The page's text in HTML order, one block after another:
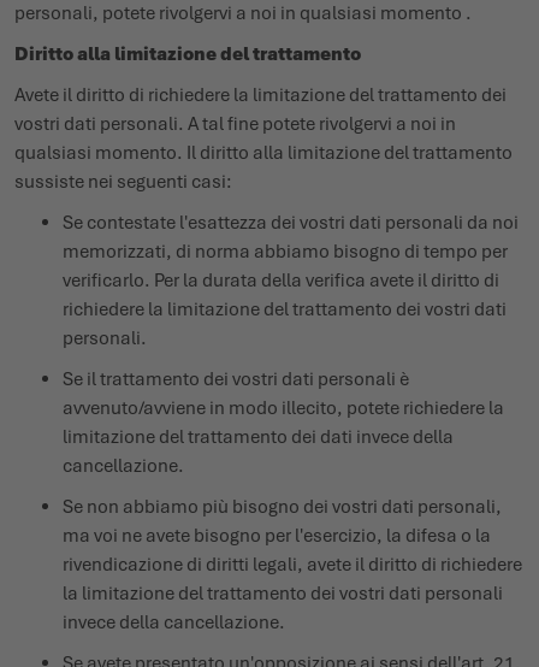
personali, potete rivolgervi a noi in qualsiasi momento .
Diritto alla limitazione del trattamento
Avete il diritto di richiedere la limitazione del trattamento dei
vostri dati personali. A tal fine potete rivolgervi a noi in
qualsiasi momento. Il diritto alla limitazione del trattamento
sussiste nei seguenti casi:
Se contestate l'esattezza dei vostri dati personali da noi
memorizzati, di norma abbiamo bisogno di tempo per
verificarlo. Per la durata della verifica avete il diritto di
richiedere la limitazione del trattamento dei vostri dati
personali.
Se il trattamento dei vostri dati personali è
avvenuto/avviene in modo illecito, potete richiedere la
limitazione del trattamento dei dati invece della
cancellazione.
Se non abbiamo più bisogno dei vostri dati personali,
ma voi ne avete bisogno per l'esercizio, la difesa o la
rivendicazione di diritti legali, avete il diritto di richiedere
la limitazione del trattamento dei vostri dati personali
invece della cancellazione.